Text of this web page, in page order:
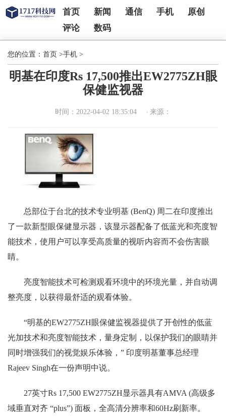
首页 新闻 通信 手机
原创
评论
数码
您的位置： 首页 >手机 >
明基在印度Rs 17,500推出EW2775ZH眼
保健监视器
时间：2022-04-02 18:35:04 来源：
总部位于台北的技术专业明基 (BenQ) 周二在印度推出
了一款新型眼保健显示器，该显示器配备了低蓝光和亮度智
能技术，使用户可以享受高质量的视听内容而不会伤害眼
睛。
亮度智能技术可检测观看环境中的环境光量，并自动调
整亮度，以获得最舒适的观看体验。
“明基的EW2775ZH眼保健监视器提供了开创性的低蓝
光加技术和亮度智能技术，量身定制，以保护我们的眼睛并
同时增强我们的视觉娱乐体验，” 印度明基董事总经理
Rajeev Singh在一份声明中说。
27英寸Rs 17,500 EW2775ZH显示器具有AMVA (高级多
域垂直对齐 “plus”) 面板，全高清分辨率和60Hz刷新率。